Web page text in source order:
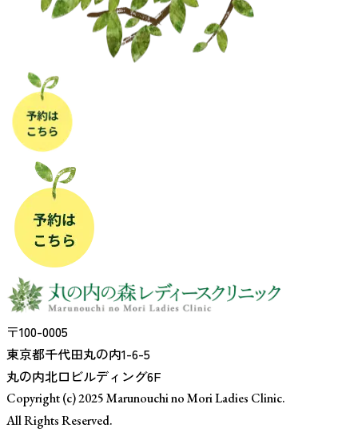
〒100-0005
東京都千代田丸の内1-6-5
丸の内北口ビルディング6F
Copyright (c) 2025 Marunouchi no Mori Ladies Clinic.
All Rights Reserved.